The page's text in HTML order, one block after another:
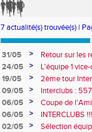
7 actualité(s) trouvée(s) |
31/05 >
Retour sur les
24/05
>
L'équipe 1
19/05
>
2ème tour
09/05
>
Interclubs :
2
06/05 >
Coupe de
06/05
>
INTERCLUBS
02/05
>
Sélection